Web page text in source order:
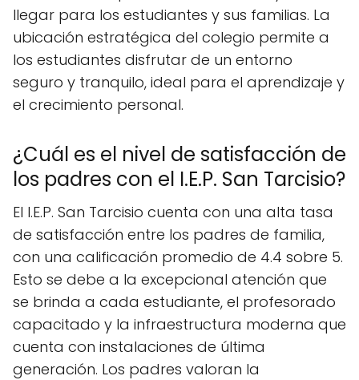
llegar para los estudiantes y sus familias. La
ubicación estratégica del colegio permite a
los estudiantes disfrutar de un entorno
seguro y tranquilo, ideal para el aprendizaje y
el crecimiento personal.
¿Cuál es el nivel de satisfacción de
los padres con el I.E.P. San Tarcisio?
El I.E.P. San Tarcisio cuenta con una alta tasa
de satisfacción entre los padres de familia,
con una calificación promedio de 4.4 sobre 5.
Esto se debe a la excepcional atención que
se brinda a cada estudiante, el profesorado
capacitado y la infraestructura moderna que
cuenta con instalaciones de última
generación. Los padres valoran la